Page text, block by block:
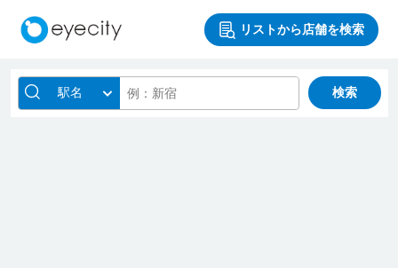
リストから店舗を検索
駅名 検索